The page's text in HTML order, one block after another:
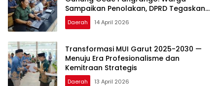
Sampaikan Penolakan, DPRD Tegaskan
Kewenangan Ada di Pemerintah Pusat
Daerah 14 April 2026
Transformasi MUI Garut 2025-2030 —
Menuju Era Profesionalisme dan
Kemitraan Strategis
Daerah 13 April 2026